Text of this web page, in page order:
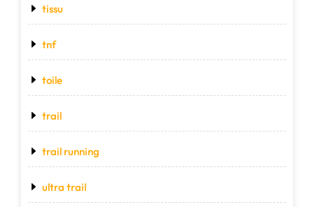
tissu
tnf
toile
trail
trail running
ultra trail